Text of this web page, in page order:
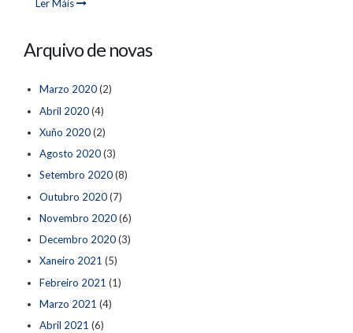
Ler Máis
Arquivo de novas
Marzo 2020(2)
Abril 2020(4)
Xuño 2020(2)
Agosto 2020(3)
Setembro 2020(8)
Outubro 2020(7)
Novembro 2020(6)
Decembro 2020(3)
Xaneiro 2021 (5)
Febreiro 2021 (1)
Marzo 2021 (4)
Abril 2021 (6)